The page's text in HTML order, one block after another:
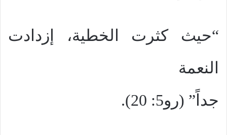
“حيث كثرت الخطية، إزدادت
النعمة
جداً” (رو5: 20).